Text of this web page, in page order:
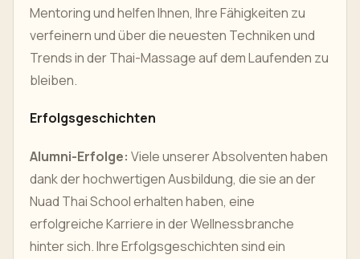
Mentoring und helfen Ihnen, Ihre Fähigkeiten zu
verfeinern und über die neuesten Techniken und
Trends in der Thai-Massage auf dem Laufenden zu
bleiben.
Erfolgsgeschichten
Alumni-Erfolge: Viele unserer Absolventen haben
dank der hochwertigen Ausbildung, die sie an der
Nuad Thai School erhalten haben, eine
erfolgreiche Karriere in der Wellnessbranche
hinter sich. Ihre Erfolgsgeschichten sind ein